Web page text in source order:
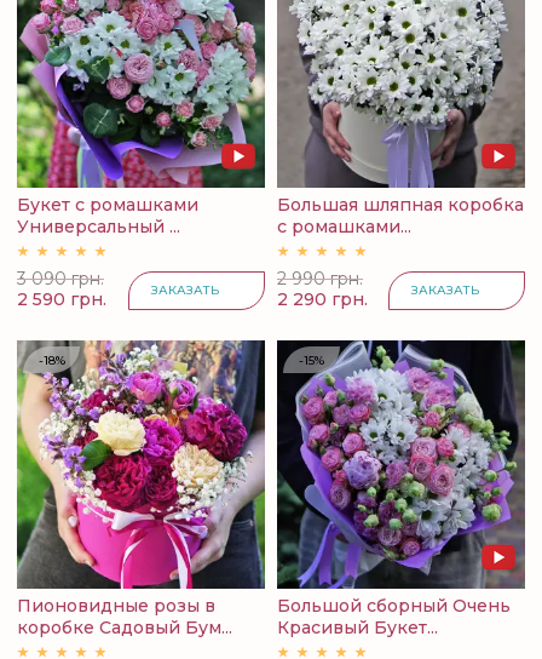
Букет с ромашками
Универсальный ...
3 090 грн.
2 590 грн.
ЗАКАЗАТЬ
Большая шляпная коробка
с ромашками...
2 990 грн.
2 290 грн.
ЗАКАЗАТЬ
-18%
Пионовидные розы в
коробке Садовый Бум...
-15%
Большой сборный Очень
Красивый Букет...